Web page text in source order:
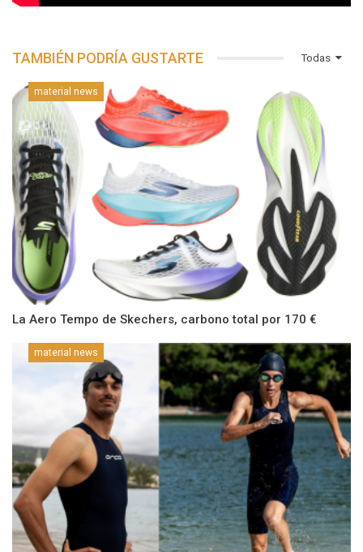
Todas
TAMBIÉN PODRÍA GUSTARTE
material news
La Aero Tempo de Skechers, carbono total por 170 €
material news